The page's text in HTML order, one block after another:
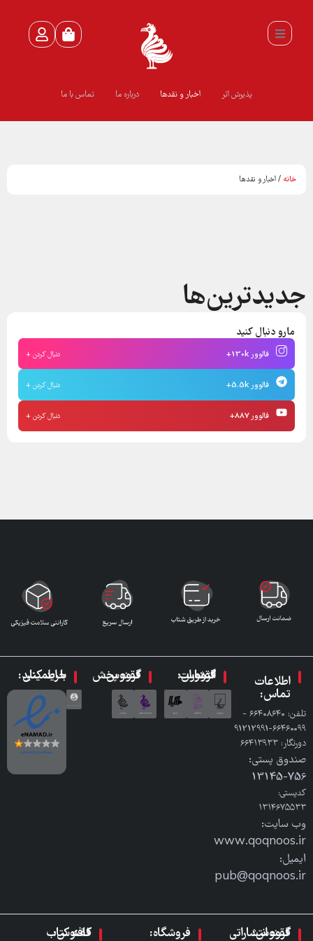
پذیرش اثر اخبار و نقدها درباره ما تماس با ما
خانه / اخبار و نقدها
جدیدترین‌ها
مارو دنبال کنید
فالوور 130k+ دنبال کردن +
فالوور 5.5k+ دنبال کردن +
فالوور 887+ دنبال کردن +
اطلاعات
تماس:
تلفن: ٦٦٤٠٨٦٤٠ -
٦٦٤٦٠٠٩٩-91212991
دورنگار: ٦٦٤١٣٩٣٣
صندوق پستی:
756-13145
کدپستی:
۱۳۱۴۶۷۵۵۳۳
وب سایت:
www.qoqnoos.ir
ایمیل:
pub@qoqnoos.ir
گروه انتشارات ققنوس: گروه پخش ققنوس: با اطمینان خرید کنید:
گروه انتشاراتی ققنوس: فروشگاه: کافه کتاب ققنوس: